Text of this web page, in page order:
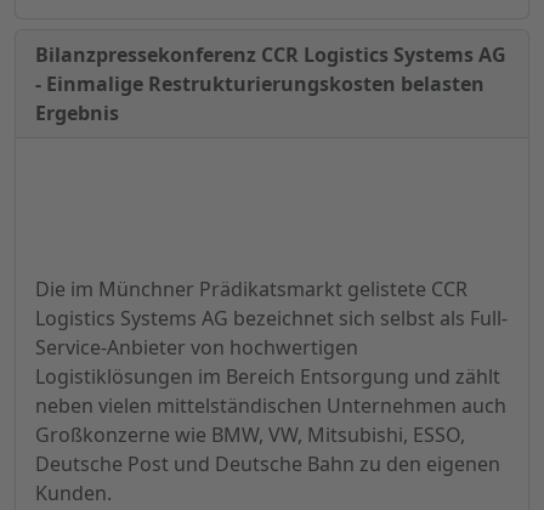
Bilanzpressekonferenz CCR Logistics Systems AG
- Einmalige Restrukturierungskosten belasten
Ergebnis
Die im Münchner Prädikatsmarkt gelistete CCR
Logistics Systems AG bezeichnet sich selbst als Full-
Service-Anbieter von hochwertigen
Logistiklösungen im Bereich Entsorgung und zählt
neben vielen mittelständischen Unternehmen auch
Großkonzerne wie BMW, VW, Mitsubishi, ESSO,
Deutsche Post und Deutsche Bahn zu den eigenen
Kunden.